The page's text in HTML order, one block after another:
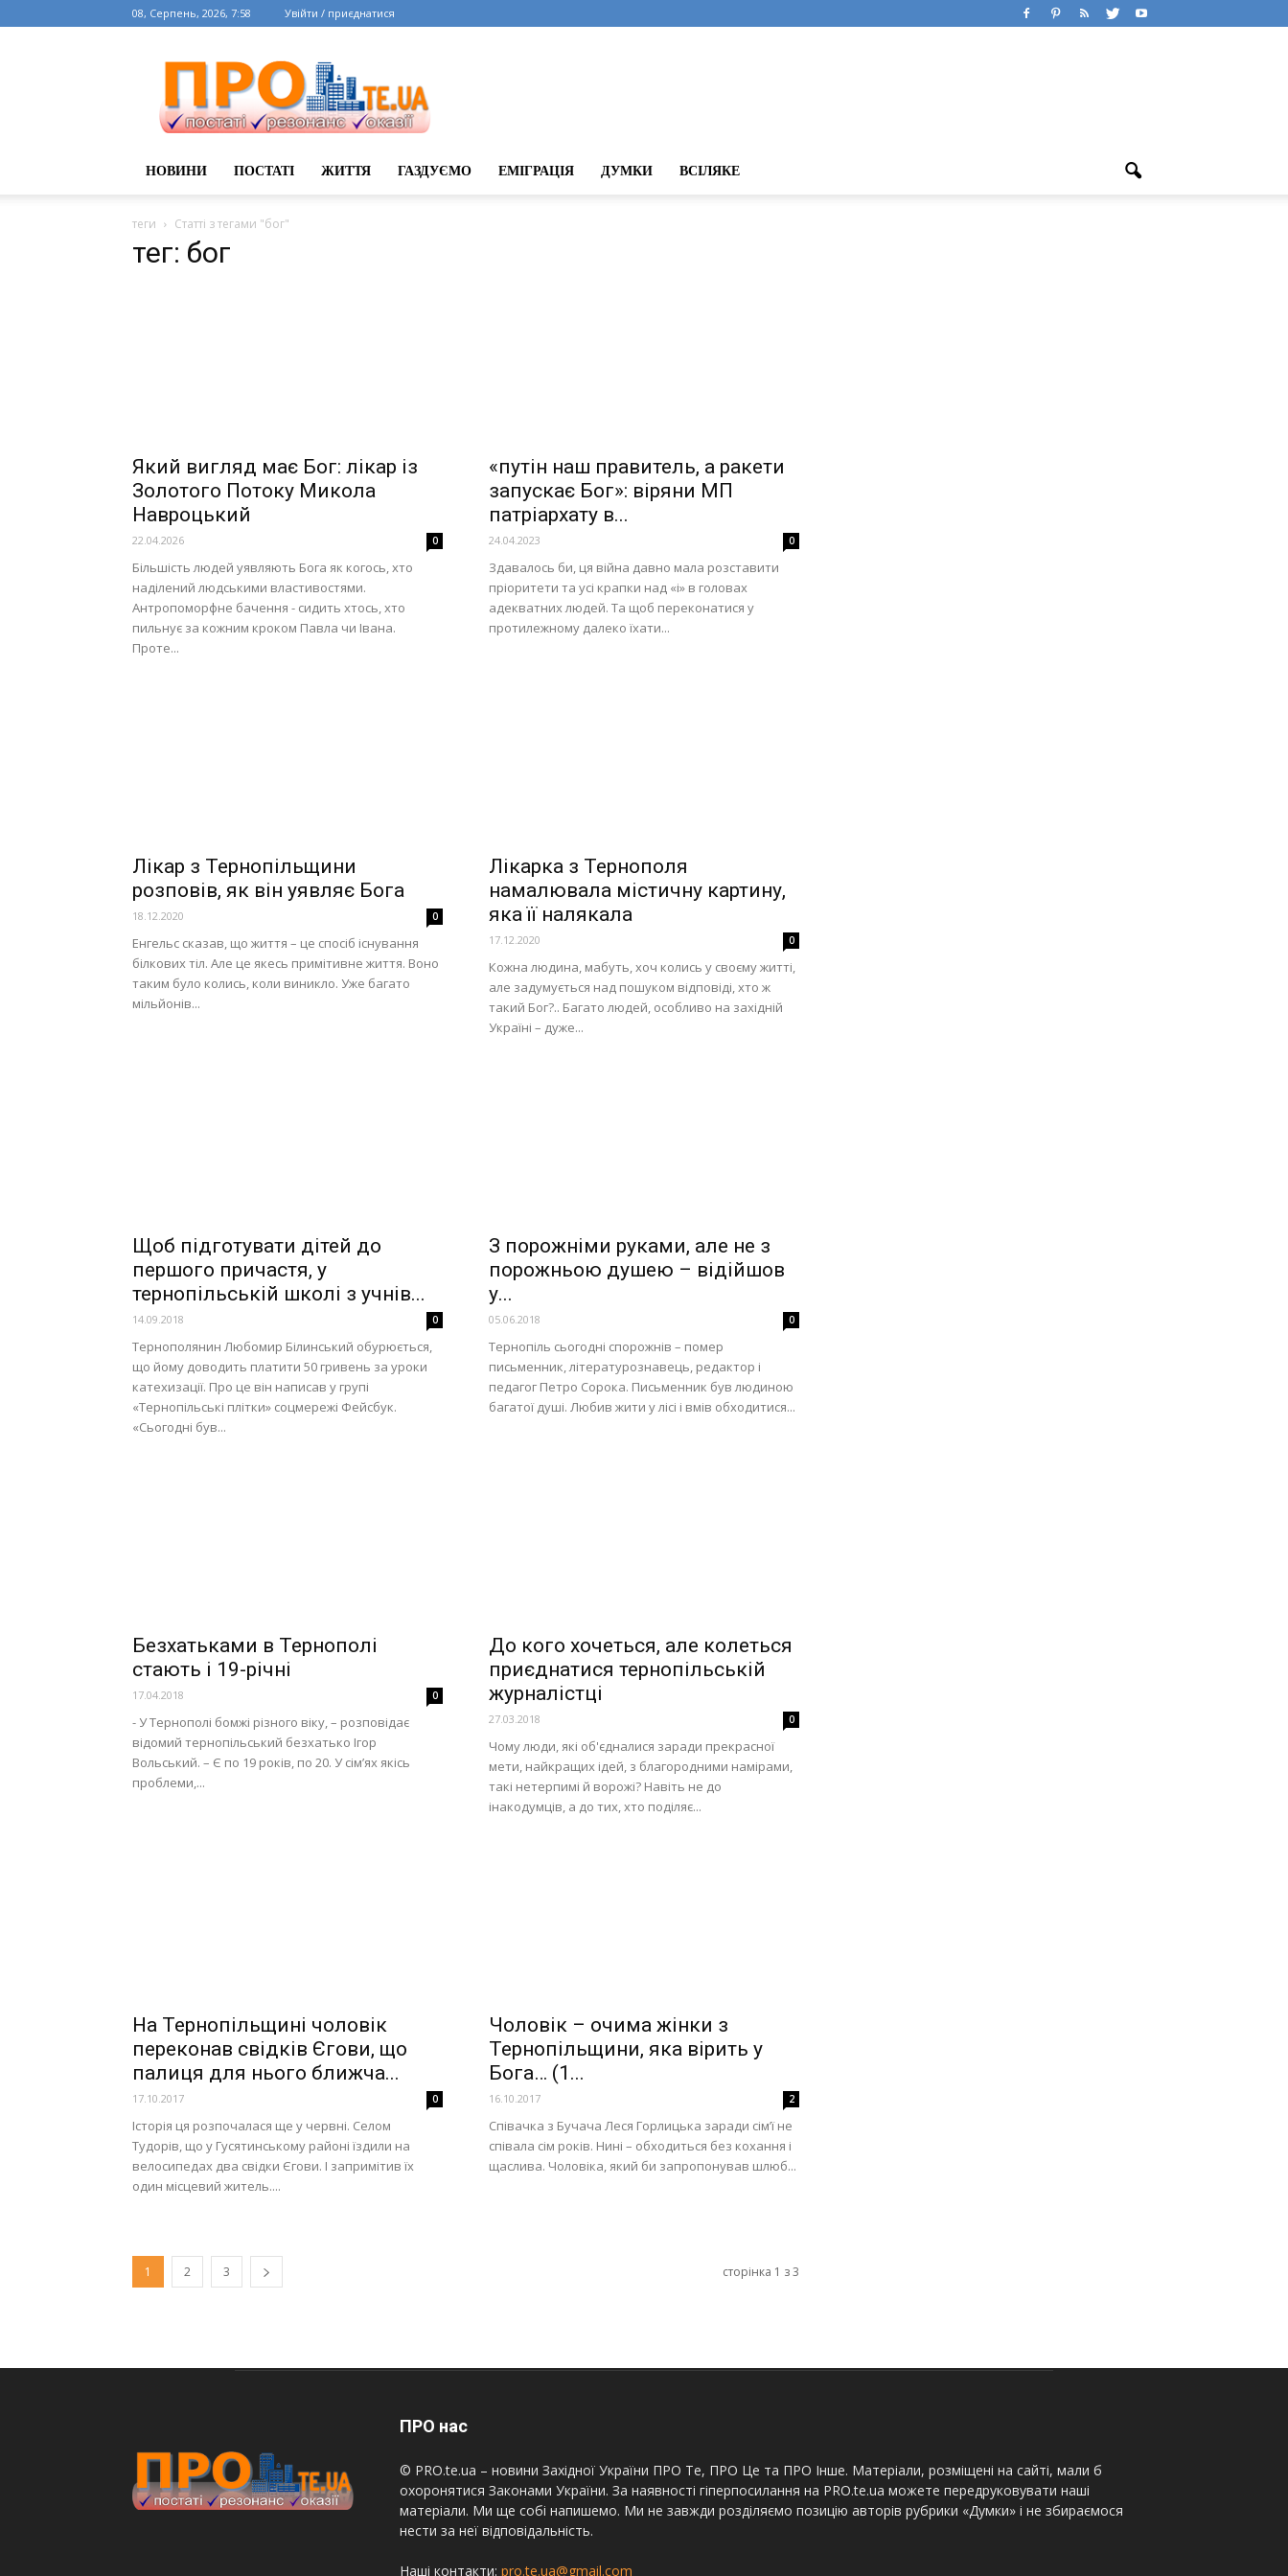
08, Серпень, 2026, 7:58 Увійти / приєднатися
НОВИНИ ПОСТАТІ ЖИТТЯ ГАЗДУЄМО ЕМІГРАЦІЯ ДУМКИ ВСІЛЯКЕ
теги Статті з тегами "бог"
тег: бог
Який вигляд має Бог: лікар із
Золотого Потоку Микола
Навроцький
22.04.2026 0
Більшість людей уявляють Бога як когось, хто
наділений людськими властивостями.
Антропоморфне бачення - сидить хтось, хто
пильнує за кожним кроком Павла чи Івана.
Проте...
«путін наш правитель, а ракети
запускає Бог»: віряни МП
патріархату в...
24.04.2023 0
Здавалось би, ця війна давно мала розставити
пріоритети та усі крапки над «і» в головах
адекватних людей. Та щоб переконатися у
протилежному далеко їхати...
Лікар з Тернопільщини
розповів, як він уявляє Бога
18.12.2020 0
Енгельс сказав, що життя – це спосіб існування
білкових тіл. Але це якесь примітивне життя. Воно
таким було колись, коли виникло. Уже багато
мільйонів...
Лікарка з Тернополя
намалювала містичну картину,
яка її налякала
17.12.2020 0
Кожна людина, мабуть, хоч колись у своєму житті,
але задумується над пошуком відповіді, хто ж
такий Бог?.. Багато людей, особливо на західній
Україні – дуже...
Щоб підготувати дітей до
першого причастя, у
тернопільській школі з учнів...
14.09.2018 0
Тернополянин Любомир Білинський обурюється,
що йому доводить платити 50 гривень за уроки
катехизації. Про це він написав у групі
«Тернопільські плітки» соцмережі Фейсбук.
«Сьогодні був...
З порожніми руками, але не з
порожньою душею – відійшов
у...
05.06.2018 0
Тернопіль сьогодні спорожнів – помер
письменник, літературознавець, редактор і
педагог Петро Сорока. Письменник був людиною
багатої душі. Любив жити у лісі і вмів обходитися...
Безхатьками в Тернополі
стають і 19-річні
17.04.2018 0
- У Тернополі бомжі різного віку, – розповідає
відомий тернопільський безхатько Ігор
Вольський. – Є по 19 років, по 20. У сім’ях якісь
проблеми,...
До кого хочеться, але колеться
приєднатися тернопільській
журналістці
27.03.2018 0
Чому люди, які об'єдналися заради прекрасної
мети, найкращих ідей, з благородними намірами,
такі нетерпимі й ворожі? Навіть не до
інакодумців, а до тих, хто поділяє...
На Тернопільщині чоловік
переконав свідків Єгови, що
палиця для нього ближча...
17.10.2017 0
Історія ця розпочалася ще у червні. Селом
Тудорів, що у Гусятинському районі їздили на
велосипедах два свідки Єгови. І запримітив їх
один місцевий житель....
Чоловік – очима жінки з
Тернопільщини, яка вірить у
Бога… (1...
16.10.2017 2
Співачка з Бучача Леся Горлицька заради сім’ї не
співала сім років. Нині – обходиться без кохання і
щаслива. Чоловіка, який би запропонував шлюб...
1 2 3 сторінка 1 з 3
ПРО нас
© PRO.te.ua – новини Західної України ПРО Те, ПРО Це та ПРО Інше. Матеріали, розміщені на сайті, мали б
охоронятися Законами України. За наявності гіперпосилання на PRO.te.ua можете передруковувати наші
матеріали. Ми ще собі напишемо. Ми не завжди розділяємо позицію авторів рубрики «Думки» і не збираємося
нести за неї відповідальність.
Наші контакти: pro.te.ua@gmail.com